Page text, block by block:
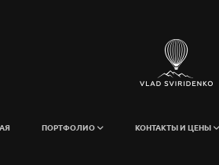
ПОРТФОЛИО КОНТАКТЫ И ЦЕНЫ